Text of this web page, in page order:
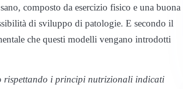
composto da esercizio fisico e una buona
di sviluppo di patologie. E secondo il
che questi modelli vengano introdotti
rispettando i principi nutrizionali indicati